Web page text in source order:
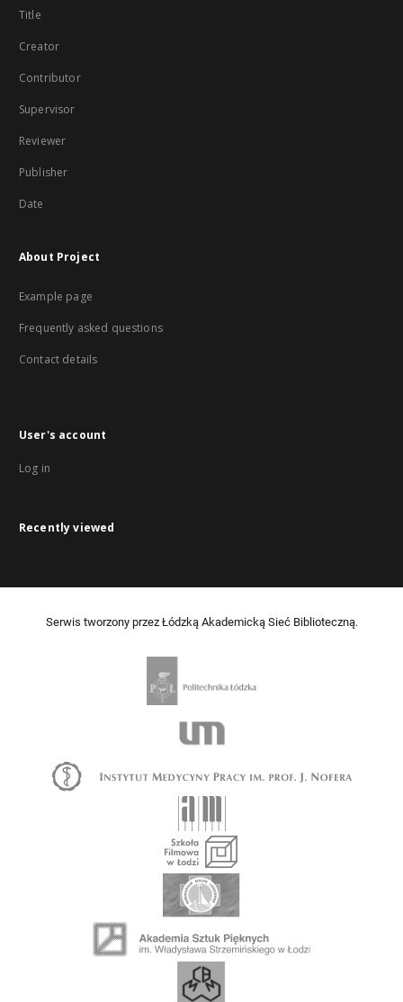
Title
Creator
Contributor
Supervisor
Reviewer
Publisher
Date
About Project
Example page
Frequently asked questions
Contact details
User's account
Log in
Recently viewed
Serwis tworzony przez Łódzką Akademicką Sieć Biblioteczną.